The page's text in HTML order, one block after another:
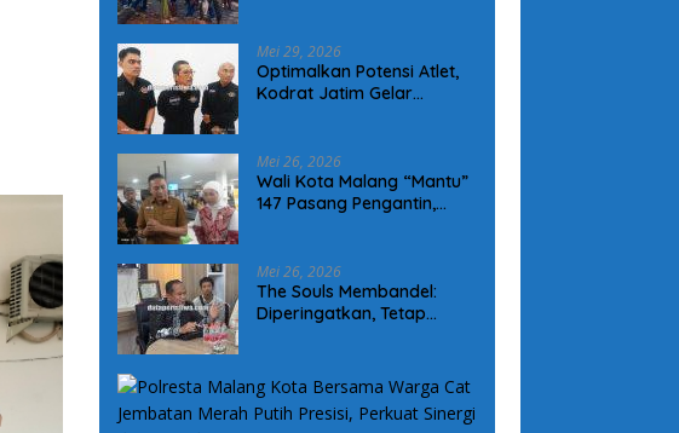
Rusak di Randublatung
Mei 29, 2026
Optimalkan Potensi Atlet,
Kodrat Jatim Gelar
Malang
Mei 26, 2026
Wali Kota Malang “Mantu”
147 Pasang Pengantin,
Mampu
Mei 26, 2026
The Souls Membandel:
Diperingatkan, Tetap